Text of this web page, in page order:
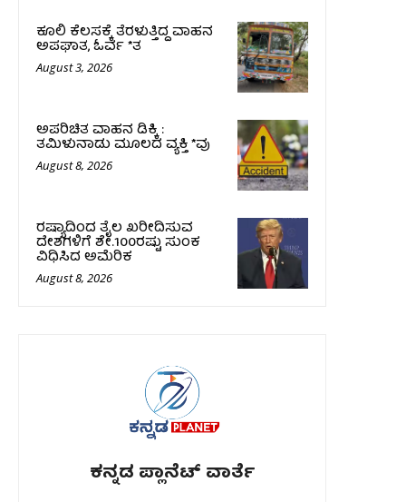
ಕೂಲಿ ಕೆಲಸಕ್ಕೆ ತೆರಳುತ್ತಿದ್ದ ವಾಹನ
ಅಪಘಾತ, ಓರ್ವ *ತ
August 3, 2026
ಅಪರಿಚಿತ ವಾಹನ ಡಿಕ್ಕಿ :
ತಮಿಳುನಾಡು ಮೂಲದ ವ್ಯಕ್ತಿ *ವು
August 8, 2026
ರಷ್ಯಾದಿಂದ ತೈಲ ಖರೀದಿಸುವ
ದೇಶಗಳಿಗೆ ಶೇ.100ರಷ್ಟು ಸುಂಕ
ವಿಧಿಸಿದ ಅಮೆರಿಕ
August 8, 2026
ಕನ್ನಡ ಪ್ಲಾನೆಟ್ ವಾರ್ತೆ